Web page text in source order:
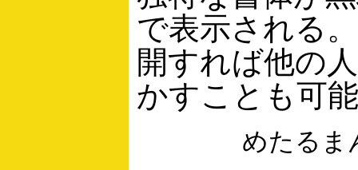
で表示される
開すれば他の
かすことも可
めたるま